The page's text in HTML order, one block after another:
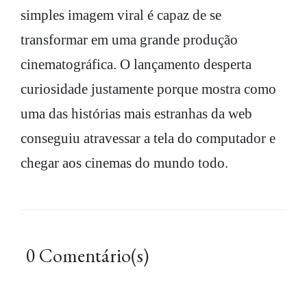
simples imagem viral é capaz de se
transformar em uma grande produção
cinematográfica. O lançamento desperta
curiosidade justamente porque mostra como
uma das histórias mais estranhas da web
conseguiu atravessar a tela do computador e
chegar aos cinemas do mundo todo.
0 Comentário(s)